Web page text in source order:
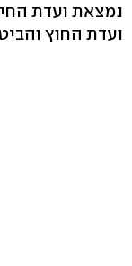
ועדת החוץ